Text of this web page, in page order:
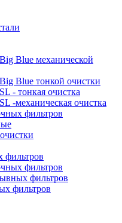
Blue механической
Blue тонкой очистки
- тонкая очистка
-механическая очистка
фильтров
фильтров
фильтров
фильтров
фильтров